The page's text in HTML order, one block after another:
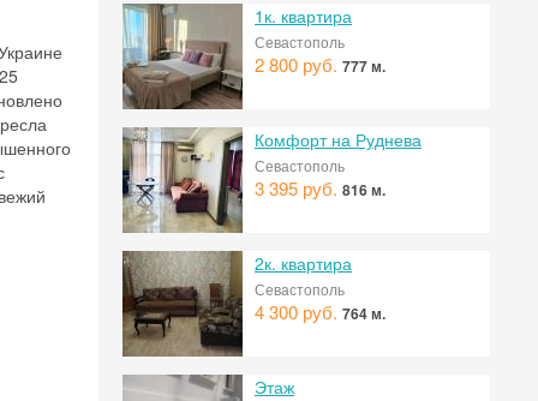
1к. квартира
Севастополь
2 800 руб. 777 м.
Комфорт на Руднева
Севастополь
3 395 руб. 816 м.
2к. квартира
Севастополь
4 300 руб. 764 м.
Этаж